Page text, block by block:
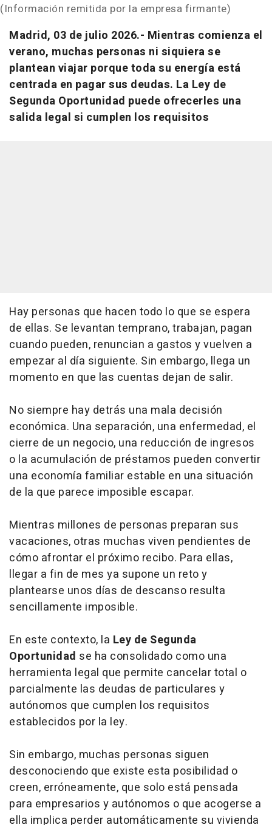
(Información remitida por la empresa firmante)
Madrid, 03 de julio 2026.- Mientras comienza el
verano, muchas personas ni siquiera se
plantean viajar porque toda su energía está
centrada en pagar sus deudas. La Ley de
Segunda Oportunidad puede ofrecerles una
salida legal si cumplen los requisitos
Hay personas que hacen todo lo que se espera
de ellas. Se levantan temprano, trabajan, pagan
cuando pueden, renuncian a gastos y vuelven a
empezar al día siguiente. Sin embargo, llega un
momento en que las cuentas dejan de salir.
No siempre hay detrás una mala decisión
económica. Una separación, una enfermedad, el
cierre de un negocio, una reducción de ingresos
o la acumulación de préstamos pueden convertir
una economía familiar estable en una situación
de la que parece imposible escapar.
Mientras millones de personas preparan sus
vacaciones, otras muchas viven pendientes de
cómo afrontar el próximo recibo. Para ellas,
llegar a fin de mes ya supone un reto y
plantearse unos días de descanso resulta
sencillamente imposible.
En este contexto, la Ley de Segunda
Oportunidad se ha consolidado como una
herramienta legal que permite cancelar total o
parcialmente las deudas de particulares y
autónomos que cumplen los requisitos
establecidos por la ley.
Sin embargo, muchas personas siguen
desconociendo que existe esta posibilidad o
creen, erróneamente, que solo está pensada
para empresarios y autónomos o que acogerse a
ella implica perder automáticamente su vivienda